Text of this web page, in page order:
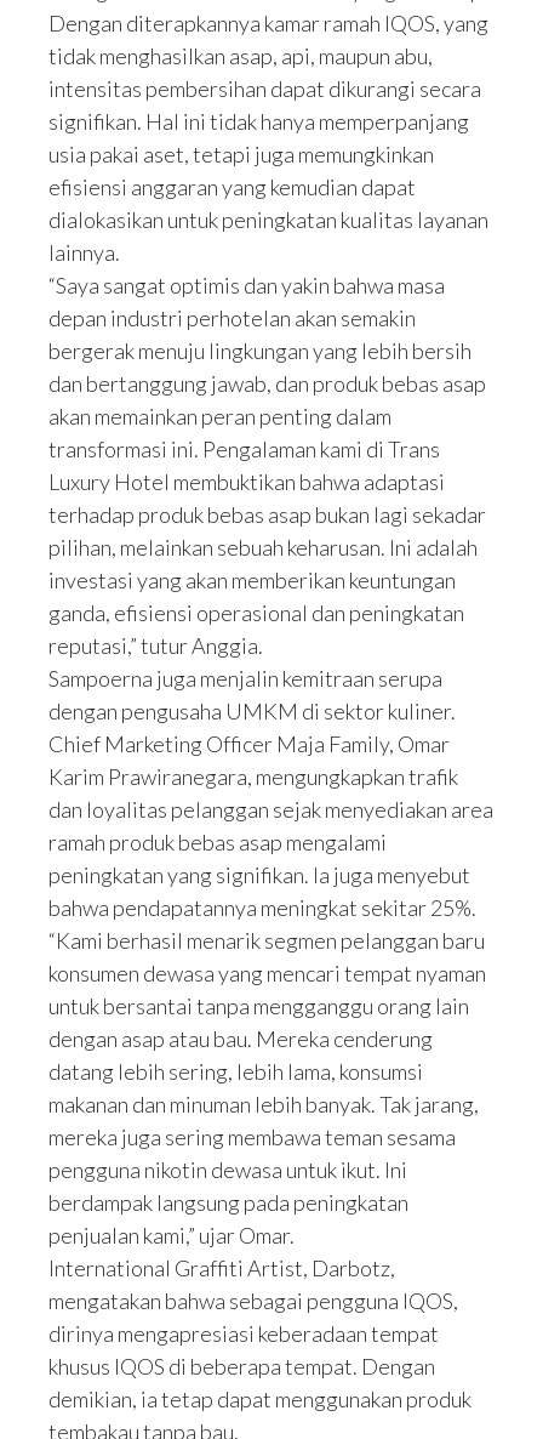
Dengan diterapkannya kamar ramah IQOS, yang
tidak menghasilkan asap, api, maupun abu,
intensitas pembersihan dapat dikurangi secara
signifikan. Hal ini tidak hanya memperpanjang
usia pakai aset, tetapi juga memungkinkan
efisiensi anggaran yang kemudian dapat
dialokasikan untuk peningkatan kualitas layanan
lainnya.
“Saya sangat optimis dan yakin bahwa masa
depan industri perhotelan akan semakin
bergerak menuju lingkungan yang lebih bersih
dan bertanggung jawab, dan produk bebas asap
akan memainkan peran penting dalam
transformasi ini. Pengalaman kami di Trans
Luxury Hotel membuktikan bahwa adaptasi
terhadap produk bebas asap bukan lagi sekadar
pilihan, melainkan sebuah keharusan. Ini adalah
investasi yang akan memberikan keuntungan
ganda, efisiensi operasional dan peningkatan
reputasi,” tutur Anggia.
Sampoerna juga menjalin kemitraan serupa
dengan pengusaha UMKM di sektor kuliner.
Chief Marketing Officer Maja Family, Omar
Karim Prawiranegara, mengungkapkan trafik
dan loyalitas pelanggan sejak menyediakan area
ramah produk bebas asap mengalami
peningkatan yang signifikan. Ia juga menyebut
bahwa pendapatannya meningkat sekitar 25%.
“Kami berhasil menarik segmen pelanggan baru
konsumen dewasa yang mencari tempat nyaman
untuk bersantai tanpa mengganggu orang lain
dengan asap atau bau. Mereka cenderung
datang lebih sering, lebih lama, konsumsi
makanan dan minuman lebih banyak. Tak jarang,
mereka juga sering membawa teman sesama
pengguna nikotin dewasa untuk ikut. Ini
berdampak langsung pada peningkatan
penjualan kami,” ujar Omar.
International Graffiti Artist, Darbotz,
mengatakan bahwa sebagai pengguna IQOS,
dirinya mengapresiasi keberadaan tempat
khusus IQOS di beberapa tempat. Dengan
demikian, ia tetap dapat menggunakan produk
tembakau tanpa bau.